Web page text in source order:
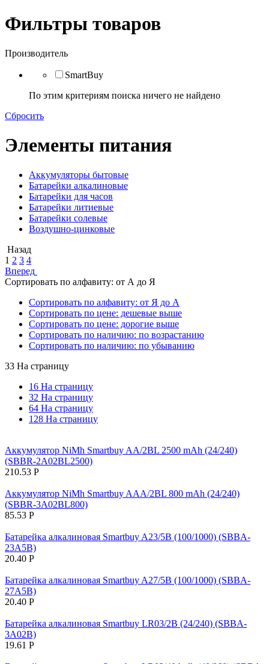
Фильтры товаров
Производитель
SmartBuy
По этим критериям поиска ничего не найдено
Сбросить
Элементы питания
Аккумуляторы бытовые
Батарейки алкалиновые
Батарейки для часов
Батарейки литиевые
Батарейки солевые
Воздушно-цинковые
Назад
1 2 3 4
Вперед
Сортировать по алфавиту: от А до Я
Сортировать по алфавиту: от Я до А
Сортировать по цене: дешевые выше
Сортировать по цене: дорогие выше
Сортировать по наличию: по возрастанию
Сортировать по наличию: по убыванию
33 На страницу
16 На страницу
32 На страницу
64 На страницу
128 На страницу
Аккумулятор NiMh Smartbuy AA/2BL 2500 mAh (24/240)
(SBBR-2A02BL2500)
210.53 Р
Аккумулятор NiMh Smartbuy AAA/2BL 800 mAh (24/240)
(SBBR-3A02BL800)
85.53 Р
Батарейка алкалиновая Smartbuy A23/5B (100/1000) (SBBA-
23A5B)
20.40 Р
Батарейка алкалиновая Smartbuy A27/5B (100/1000) (SBBA-
27A5B)
20.40 Р
Батарейка алкалиновая Smartbuy LR03/2B (24/240) (SBBA-
3A02B)
19.61 Р